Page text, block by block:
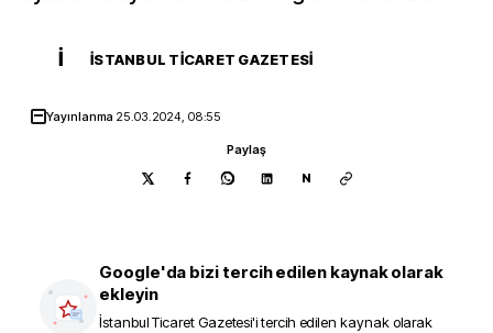
İ İSTANBUL TICARET GAZETESI
Yayınlanma 25.03.2024, 08:55
Paylaş
N
Google'da bizi tercih edilen kaynak olarak
ekleyin
İstanbul Ticaret Gazetesi'i tercih edilen kaynak olarak